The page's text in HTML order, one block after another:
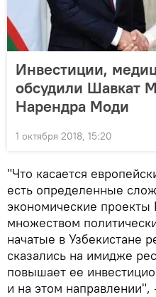
Инвестиции,
обсудили Шавкат
Нарендра Моди
1 октября 2018, 15:20
"Что касается
есть определенные
экономические
множеством
начатые в Узбекистане
сказались на имидже
повышает ее
и на этом